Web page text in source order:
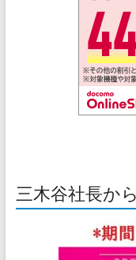
三木谷社長か